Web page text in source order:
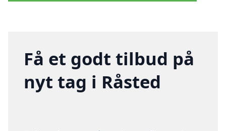
Få et godt tilbud på
nyt tag i Råsted